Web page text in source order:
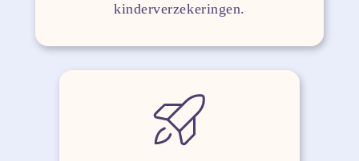
kinderverzekeringen.